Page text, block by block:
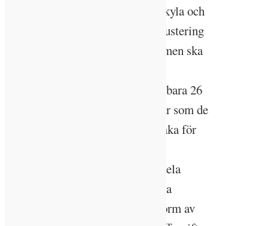
ligger på dess system för värme, kyla och
värmeåtervinning. En korrekt injustering
är exempelvis viktig för att systemen ska
undersökningar visar dock på att bara 26
% av fjärrvärmecentraler fungerar som de
ska. I sådana fall skickar de tillbaka för
fjärrvärmenätet, vilket minskar hela
energisystemets effektivitet. Detta
drabbar även fastighetsägaren i form av